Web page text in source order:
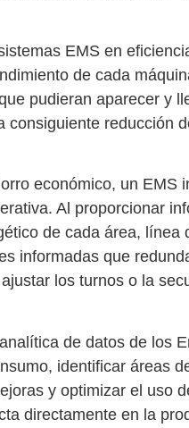
EMS en
de cada
pudieran aparecer y
consiguiente reducción
económico, un EMS
. Al proporcionar
de cada área, línea
informadas que
los turnos o la
de datos de los
identificar áreas
y optimizar el uso
directamente en la